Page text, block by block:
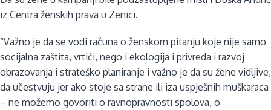
iz Centra ženskih prava u Zenici.
“Važno je da se vodi računa o ženskom pitanju koje nije samo
socijalna zaštita, vrtići, nego i ekologija i privreda i razvoj
obrazovanja i strateško planiranje i važno je da su žene vidljive,
da učestvuju jer ako stoje sa strane ili iza uspješnih muškaraca
– ne možemo govoriti o ravnopravnosti spolova, o